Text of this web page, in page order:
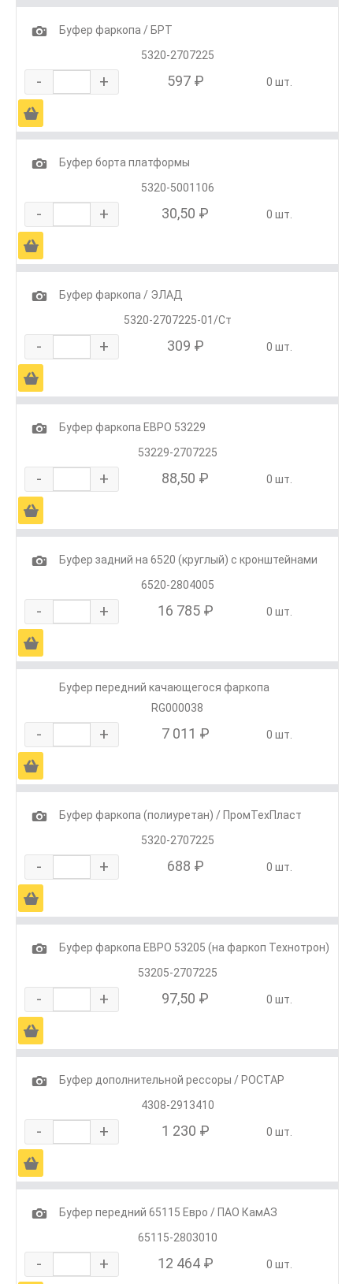
1
Буфер фаркопа / БРТ
5320-2707225
- + 597 ₽ 0 шт.
Ä
1
Буфер борта платформы
5320-5001106
- + 30,50 ₽ 0 шт.
Ä
1
Буфер фаркопа / ЭЛАД
5320-2707225-01/Ст
- + 309 ₽ 0 шт.
Ä
1
Буфер фаркопа ЕВРО 53229
53229-2707225
- + 88,50 ₽ 0 шт.
Ä
1
Буфер задний на 6520 (круглый) с кронштейнами
6520-2804005
- + 16 785 ₽ 0 шт.
Ä
Буфер передний качающегося фаркопа
RG000038
- + 7 011 ₽ 0 шт.
Ä
1
Буфер фаркопа (полиуретан) / ПромТехПласт
5320-2707225
- + 688 ₽ 0 шт.
Ä
1
Буфер фаркопа ЕВРО 53205 (на фаркоп Технотрон)
53205-2707225
- + 97,50 ₽ 0 шт.
Ä
1
Буфер дополнительной рессоры / РОСТАР
4308-2913410
- + 1 230 ₽ 0 шт.
Ä
1
Буфер передний 65115 Евро / ПАО КамАЗ
65115-2803010
- + 12 464 ₽ 0 шт.